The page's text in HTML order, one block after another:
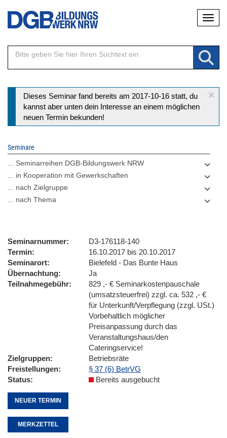
Direkt
Inhalt
×
Statusmeldung
Dieses Seminar fand bereits am 2017-10-16 statt, du
kannst aber unten dein Interesse an einem möglichen
neuen Termin bekunden!
Seminare
... Seminarreihen DGB-Bildungswerk NRW
... in Kooperation mit Gewerkschaften
... nach Zielgruppe
... nach Thema
Seminarnummer
D3-176118-140
Termin
16.10.2017 bis 20.10.2017
Seminarort
Bielefeld - Das Bunte Haus
Übernachtung
Ja
Teilnahmegebühr
829 ,- € Seminarkostenpauschale
(umsatzsteuerfrei) zzgl. ca. 532 ,- €
für Unterkunft/Verpflegung (zzgl. USt.)
Vorbehaltlich möglicher
Preisanpassung durch das
Veranstaltungshaus/den
Cateringservice!
Zielgruppen
Betriebsräte
Freistellungen
§ 37 (6) BetrVG
Status
Bereits ausgebucht
NEUER TERMIN
MERKZETTEL